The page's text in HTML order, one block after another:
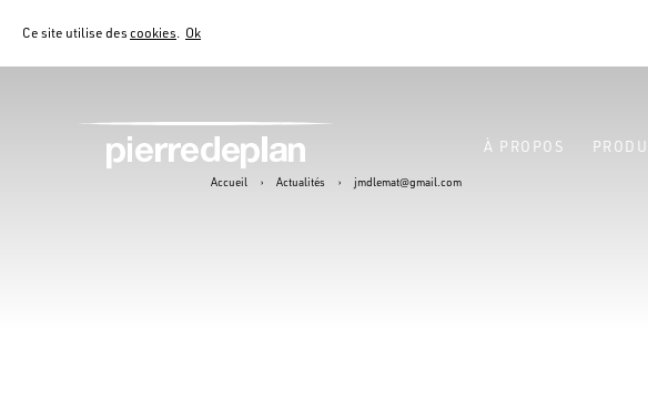
Ce site utilise descookies. Ok
À PROPOS
Accueil › Actualités › jmdlemat@gmail.com